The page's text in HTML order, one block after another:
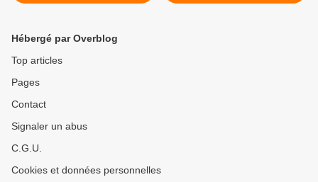
Hébergé par Overblog
Top articles
Pages
Contact
Signaler un abus
C.G.U.
Cookies et données personnelles